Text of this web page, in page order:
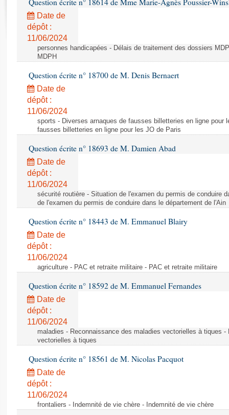
Rapports d'enquête
Rapports législatifs
Rapports sur l'application des lois
Baromètre de l’application des lois
Budget et sécurité sociale
Questions écrites et orales
Comptes rendus des débats
Question écrite n° 18614 de Mme Marie-Agnès Poussier-
Date de
dépôt :
11/06/2024
personnes handicapées - Délais de traitement des dossiers
MDPH
Question écrite n° 18700 de M. Denis Bernaert
Date de
dépôt :
11/06/2024
sports - Diverses arnaques de fausses billetteries en ligne pour
fausses billetteries en ligne pour les JO de Paris
Question écrite n° 18693 de M. Damien Abad
Date de
dépôt :
11/06/2024
sécurité routière - Situation de l'examen du permis de conduire
de l'examen du permis de conduire dans le département de l'Ain
Question écrite n° 18443 de M. Emmanuel Blairy
Date de
dépôt :
11/06/2024
agriculture - PAC et retraite militaire - PAC et retraite militaire
Question écrite n° 18592 de M. Emmanuel Fernandes
Date de
dépôt :
11/06/2024
maladies - Reconnaissance des maladies vectorielles à tiques
vectorielles à tiques
Question écrite n° 18561 de M. Nicolas Pacquot
Date de
dépôt :
11/06/2024
frontaliers - Indemnité de vie chère - Indemnité de vie chère